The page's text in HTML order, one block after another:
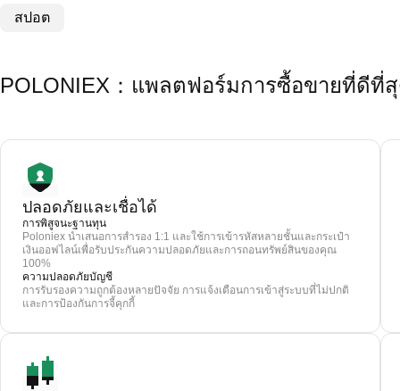
สปอต
POLONIEX：แพลตฟอร์มการซื้อขายที่ดีที่สุ
ปลอดภัยและเชื่อได้
การพิสูจนะฐานทุน
Poloniex นำเสนอการสำรอง 1:1 และใช้การเข้ารหัสหลายชั้นและกระเป๋า
เงินออฟไลน์เพื่อรับประกันความปลอดภัยและการถอนทรัพย์สินของคุณ
100%
ความปลอดภัยบัญชี
การรับรองความถูกต้องหลายปัจจัย การแจ้งเตือนการเข้าสู่ระบบที่ไม่ปกติ
และการป้องกันการจี้คุกกี้